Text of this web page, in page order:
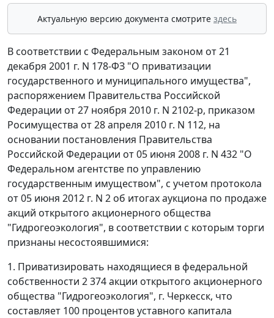
Актуальную версию документа смотрите здесь
В соответствии с Федеральным законом от 21
декабря 2001 г. N 178-ФЗ "О приватизации
государственного и муниципального имущества",
распоряжением Правительства Российской
Федерации от 27 ноября 2010 г. N 2102-р, приказом
Росимущества от 28 апреля 2010 г. N 112, на
основании постановления Правительства
Российской Федерации от 05 июня 2008 г. N 432 "О
Федеральном агентстве по управлению
государственным имуществом", с учетом протокола
от 05 июня 2012 г. N 2 об итогах аукциона по продаже
акций открытого акционерного общества
"Гидрогеоэкология", в соответствии с которым торги
признаны несостоявшимися:
1. Приватизировать находящиеся в федеральной
собственности 2 374 акции открытого акционерного
общества "Гидрогеоэкология", г. Черкесск, что
составляет 100 процентов уставного капитала